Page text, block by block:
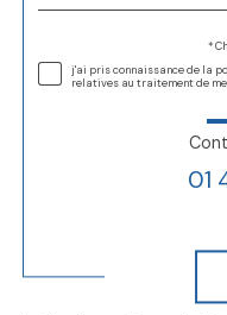
*
j'ai pris connaissance de la
relatives au traitement de
01